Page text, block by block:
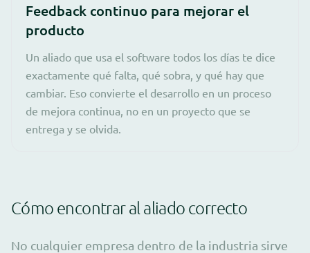
Feedback continuo para mejorar el
producto
Un aliado que usa el software todos los días te dice
exactamente qué falta, qué sobra, y qué hay que
cambiar. Eso convierte el desarrollo en un proceso
de mejora continua, no en un proyecto que se
entrega y se olvida.
Cómo encontrar al aliado correcto
No cualquier empresa dentro de la industria sirve